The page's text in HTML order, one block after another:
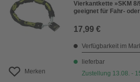
Merken
Vierkantkette »SKM
geeignet für Fahr-
17,99 €
Verfügbarkeit im
lieferbar
Zustellung 13.08. -